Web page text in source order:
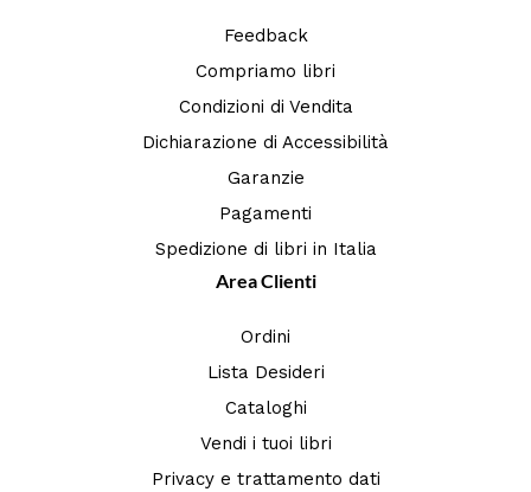
Feedback
Compriamo libri
Condizioni di Vendita
Dichiarazione di Accessibilità
Garanzie
Pagamenti
Spedizione di libri in Italia
Area Clienti
Ordini
Lista Desideri
Cataloghi
Vendi i tuoi libri
Privacy e trattamento dati